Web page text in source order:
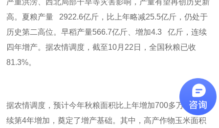
严重洪涝、西北局部干旱等灾害影响，产量有望再创历史新
高。夏粮产量
2922.6亿斤，比上年略减25.5亿斤，仍处于
历史第二高位。早稻产量566.7亿斤、增加4.3
亿斤，连续
四年增产。据农情调度，截至10月 22 日，全国秋粮已收
81.3%。
据农情调度，预计今年秋粮面积比上年增加700多万亩，连
续第4年增加，奠定了增产基础。其中，高产作物玉米面积